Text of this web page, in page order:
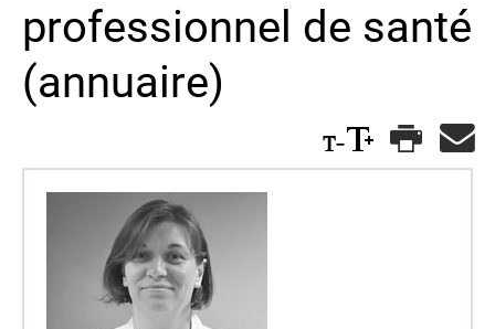
professionnel de santé
(annuaire)